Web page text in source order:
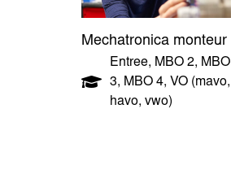
Mechatronica monteur
Entree, MBO 2, MBO
3, MBO 4, VO (mavo,
havo, vwo)